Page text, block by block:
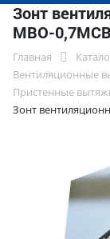
Зонт
МВО-
Главная
Вентиляционные
Пристенные
Зонт